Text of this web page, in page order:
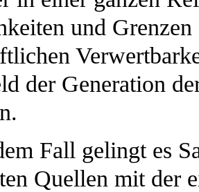
und Grenzen
der Generation
Fall gelingt es
Quellen mit der